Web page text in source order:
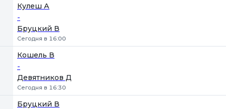
Кулеш А
-
Бруцкий В
Сегодня в 16:00
Кошель В
-
Девятников Д
Сегодня в 16:30
Бруцкий В